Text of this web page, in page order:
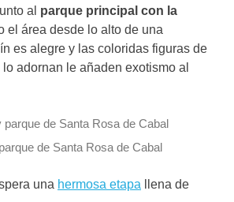
al parque principal con la
el área desde lo alto de una
es alegre y las coloridas figuras de
adornan le añaden exotismo al
de Santa Rosa de Cabal
una hermosa etapa llena de